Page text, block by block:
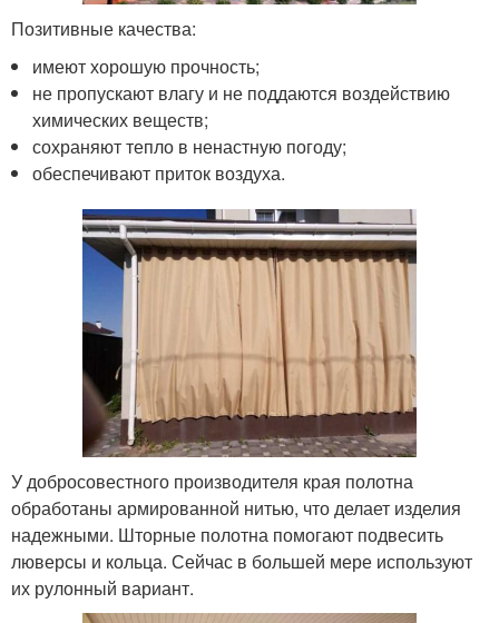
Позитивные качества:
имеют хорошую прочность;
не пропускают влагу и не поддаются воздействию
химических веществ;
сохраняют тепло в ненастную погоду;
обеспечивают приток воздуха.
У добросовестного производителя края полотна
обработаны армированной нитью, что делает изделия
надежными. Шторные полотна помогают подвесить
люверсы и кольца. Сейчас в большей мере используют
их рулонный вариант.